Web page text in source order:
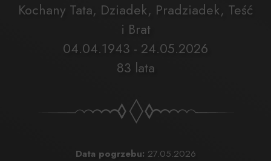
Kochany Tata, Dziadek, Pradziadek, Teść
i Brat
04.04.1943 - 24.05.2026
83 lata
Data pogrzebu: 27.05.2026